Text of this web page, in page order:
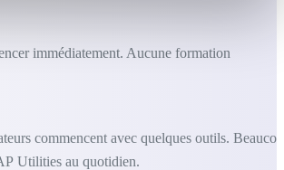
immédiatement. Aucune formation
commencent avec quelques outils.
Utilities au quotidien.